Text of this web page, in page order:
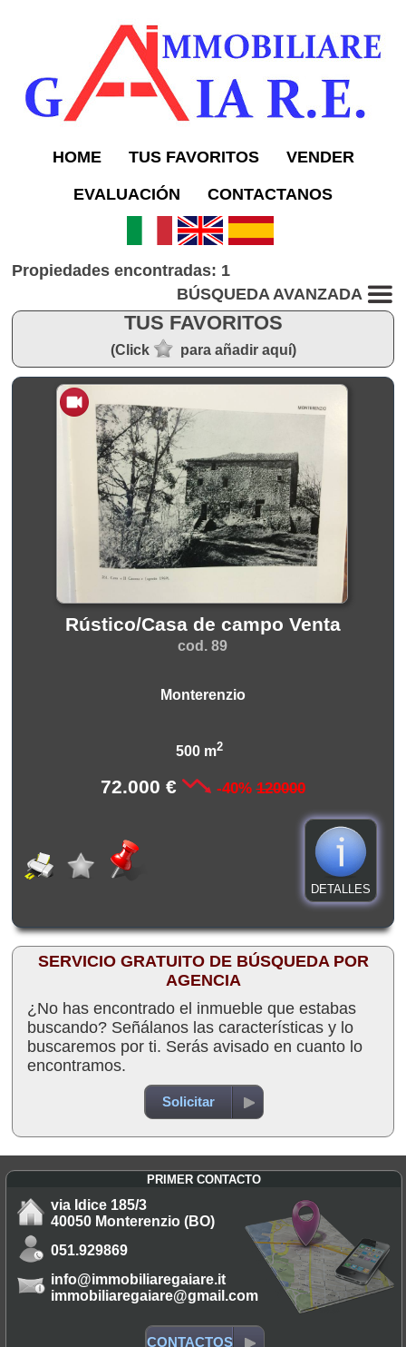
HOME TUS FAVORITOS VENDER
EVALUACIÓN CONTACTANOS
Propiedades encontradas: 1
BÚSQUEDA AVANZADA
TUS FAVORITOS
(Click para añadir aquí)
Rústico/Casa de campo Venta
cod. 89
Monterenzio
500 m2
72.000 € -40%120000
DETALLES
SERVICIO GRATUITO DE BÚSQUEDA POR
AGENCIA
¿No has encontrado el inmueble que estabas
buscando? Señálanos las características y lo
buscaremos por ti. Serás avisado en cuanto lo
encontramos.
Solicitar
PRIMER CONTACTO
via Idice 185/3
40050 Monterenzio (BO)
051.929869
info@immobiliaregaiare.it
immobiliaregaiare@gmail.com
CONTACTOS